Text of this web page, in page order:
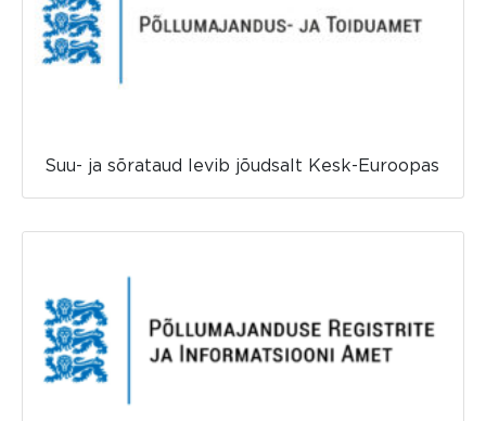
Suu- ja sõrataud levib jõudsalt Kesk-Euroopas